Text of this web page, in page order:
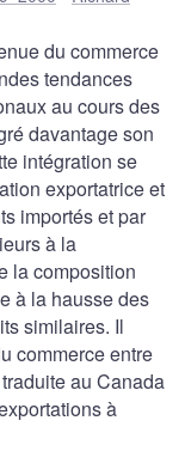
du commerce
tendances
au cours des
davantage son
intégration se
exportatrice et
importés et par
à la
la composition
à la hausse des
similaires. Il
commerce entre
au Canada
à